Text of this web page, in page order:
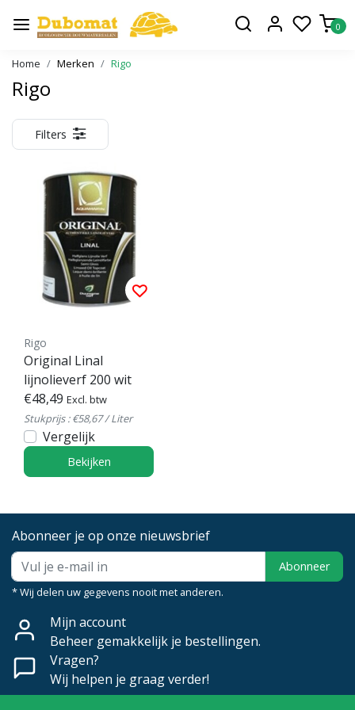
0
Home Merken Rigo
Rigo
Filters
Rigo
Original Linal
lijnolieverf 200 wit
€48,49 Excl. btw
Stukprijs : €58,67 / Liter
Vergelijk
Bekijken
Abonneer je op onze nieuwsbrief
Abonneer
* Wij delen uw gegevens nooit met anderen.
Mijn account
Beheer gemakkelijk je bestellingen.
Vragen?
Wij helpen je graag verder!